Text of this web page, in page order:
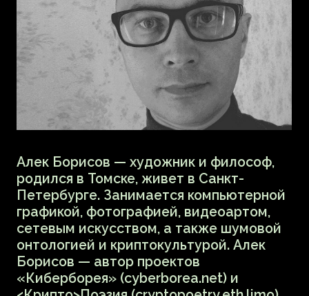
или цифровой архив. Основное
направление деятельности KZ gallery —
коллаборации с художниками,
музыкантами и создание совместных
виртуальных выставок, способных
не только отразить представления
об идеальном выставочном
пространстве, но и сохранить дух
времени.
Дмитрий Роткин и Екатерина Михатова
воображаемый цифровой мир
отражает современное состояние
общества, как он влияет на мир
реальный и почему KZ gallery является
в глазах создателей таким
своеобразным мостом между этими
мирами.
KZ gallery являются участниками
фестиваля «Цифровая механика».